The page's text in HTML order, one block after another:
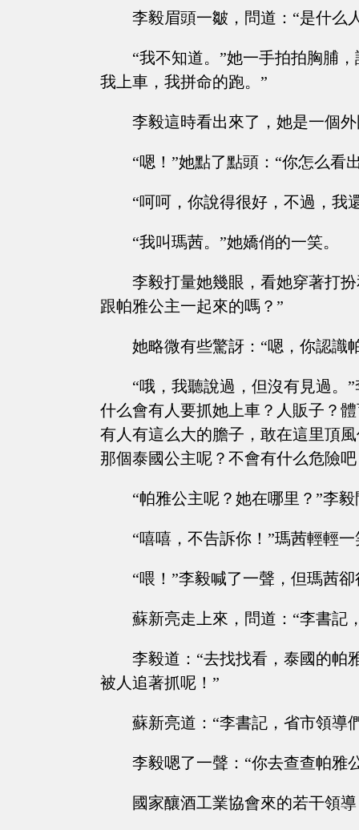
李毅眉頭一皺，問道：“是什么
“我不知道。”她一手拍拍胸脯
我上車，我拼命的跑。”
李毅這時看出來了，她是一個
“嗯！”她點了點頭：“你怎么看
“呵呵，你說得很好，不過，我
“我叫瑪茜。”她嬌俏的一笑。
李毅打量她幾眼，看她穿著打
跟帕雅公主一起來的嗎？”
她略微有些驚訝：“嗯，你認識
“哦，我聽說過，但沒有見過。
什么會有人要抓她上車？人販子？
有人有這么大的膽子，敢在這里頂
那個泰國公主呢？不會有什么危險
“帕雅公主呢？她在哪里？”李
“嘻嘻，不告訴你！”瑪茜輕輕
“喂！”李毅喊了一聲，但瑪茜
蘇新亮走上來，問道：“李書記
李毅道：“去找找看，泰國的帕
被人追著抓呢！”
蘇新亮道：“李書記，省市領導
李毅嗯了一聲：“你去查查帕雅
國家釀酒工業協會來的若干領